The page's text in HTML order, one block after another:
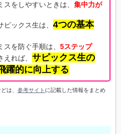
をしやすいときは、 集中力が
ックス生は、 4つの基本
を防ぐ手順は、 5ステップ
れば、 サピックス生の
躍的に向上する
は、 参考サイト に記載した情報をまとめ